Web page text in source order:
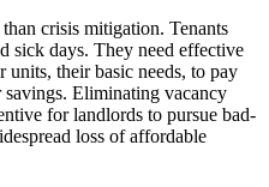
crisis mitigation. Tenants
sick days. They need effective
their basic needs, to pay
Eliminating vacancy
for landlords to pursue bad-
loss of affordable